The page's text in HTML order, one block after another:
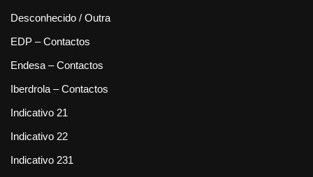
Desconhecido / Outra
EDP – Contactos
Endesa – Contactos
Iberdrola – Contactos
Indicativo 21
Indicativo 22
Indicativo 231